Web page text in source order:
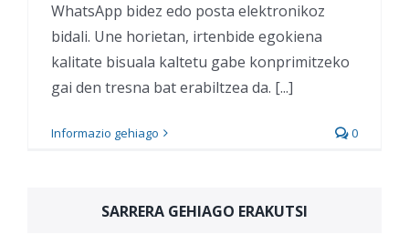
WhatsApp bidez edo posta elektronikoz
bidali. Une horietan, irtenbide egokiena
kalitate bisuala kaltetu gabe konprimitzeko
gai den tresna bat erabiltzea da. [...]
Informazio gehiago 0
SARRERA GEHIAGO ERAKUTSI